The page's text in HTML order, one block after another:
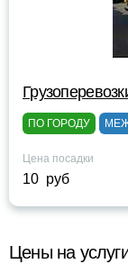
ПО ГОРОДУ
Цена посадки
10 руб
Цены на